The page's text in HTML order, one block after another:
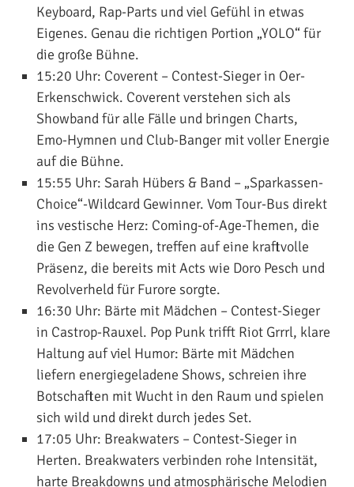
Keyboard, Rap-Parts und viel Gefühl in etwas
Eigenes. Genau die richtigen Portion „YOLO“ für
die große Bühne.
15:20 Uhr: Coverent – Contest-Sieger in Oer-
Erkenschwick. Coverent verstehen sich als
Showband für alle Fälle und bringen Charts,
Emo-Hymnen und Club-Banger mit voller Energie
auf die Bühne.
15:55 Uhr: Sarah Hübers & Band – „Sparkassen-
Choice“-Wildcard Gewinner. Vom Tour-Bus direkt
ins vestische Herz: Coming-of-Age-Themen, die
die Gen Z bewegen, treffen auf eine kraftvolle
Präsenz, die bereits mit Acts wie Doro Pesch und
Revolverheld für Furore sorgte.
16:30 Uhr: Bärte mit Mädchen – Contest-Sieger
in Castrop-Rauxel. Pop Punk trifft Riot Grrrl, klare
Haltung auf viel Humor: Bärte mit Mädchen
liefern energiegeladene Shows, schreien ihre
Botschaften mit Wucht in den Raum und spielen
sich wild und direkt durch jedes Set.
17:05 Uhr: Breakwaters – Contest-Sieger in
Herten. Breakwaters verbinden rohe Intensität,
harte Breakdowns und atmosphärische Melodien